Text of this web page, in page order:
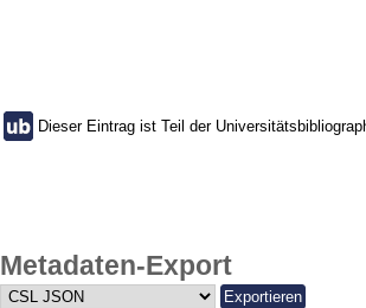
Dieser Eintrag ist Teil der
Metadaten-Export